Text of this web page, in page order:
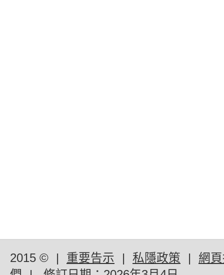
2015 © | 重要告示 | 私隱政策 |
網